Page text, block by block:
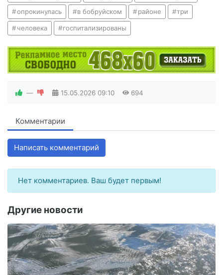
опрокинулась в бобруйском районе три
человека госпитализированы
— 15.05.2026 09:10 694
Комментарии
Написать комментарий
Нет комментариев. Ваш будет первым!
Другие новости